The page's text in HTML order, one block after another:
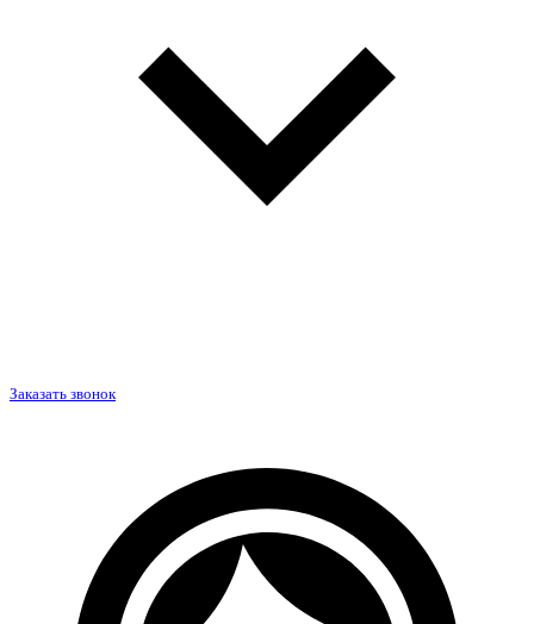
Заказать звонок